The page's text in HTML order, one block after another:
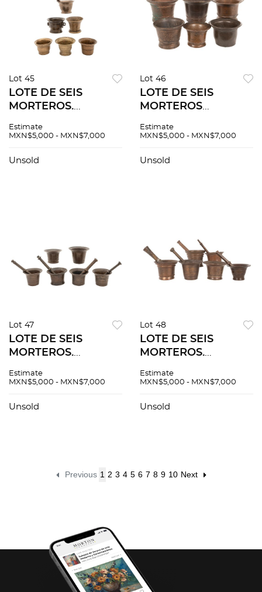
Lot 45
LOTE DE SEIS
MORTEROS.
En bronce, uno con
(mayor).
Estimate
MXN$5,000 - MXN$7,000
Unsold
Lot 46
LOTE DE SEIS
MORTEROS
En bronce con
cm (mayor).
Estimate
MXN$5,000 - MXN$7,000
Unsold
Lot 47
LOTE DE SEIS
MORTEROS.
En bronce,
motivos lineales,
Estimate
MXN$5,000 - MXN$7,000
Unsold
Lot 48
LOTE DE SEIS
MORTEROS.
En cobre, decorados
cinco con pistilo.
Estimate
MXN$5,000 - MXN$7,000
Unsold
Previous 1 2 3 4 5 6 7 8 9 10 Next